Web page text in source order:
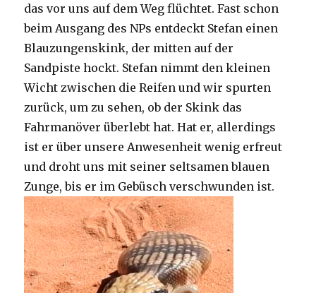
das vor uns auf dem Weg flüchtet. Fast schon
beim Ausgang des NPs entdeckt Stefan einen
Blauzungenskink, der mitten auf der
Sandpiste hockt. Stefan nimmt den kleinen
Wicht zwischen die Reifen und wir spurten
zurück, um zu sehen, ob der Skink das
Fahrmanöver überlebt hat. Hat er, allerdings
ist er über unsere Anwesenheit wenig erfreut
und droht uns mit seiner seltsamen blauen
Zunge, bis er im Gebüsch verschwunden ist.